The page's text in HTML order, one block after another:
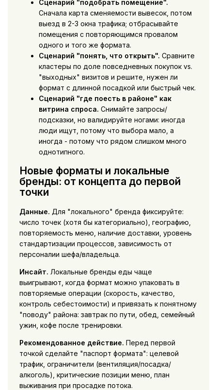
Сценарий "подобрать помещение".
Сначала карта сменяемости вывесок, потом
выезд в 2-3 окна трафика; отбрасывайте
помещения с повторяющимся провалом
одного и того же формата.
Сценарий "понять, что открыть". Сравните
кластеры по доле повседневных покупок vs.
"выходных" визитов и решите, нужен ли
формат с длинной посадкой или быстрый чек.
Сценарий "где поесть в районе" как
витрина спроса. Снимайте запросы/
подсказки, но валидируйте ногами: иногда
люди ищут, потому что выбора мало, а
иногда - потому что рядом слишком много
однотипного.
Новые форматы и локальные
бренды: от концепта до первой
точки
Данные. Для "локального" бренда фиксируйте:
число точек (хотя бы категориально), географию,
повторяемость меню, наличие доставки, уровень
стандартизации процессов, зависимость от
персоналии шефа/владельца.
Инсайт. Локальные бренды еды чаще
выигрывают, когда формат можно упаковать в
повторяемые операции (скорость, качество,
контроль себестоимости) и привязать к понятному
"поводу" района: завтрак по пути, обед, семейный
ужин, кофе после тренировки.
Рекомендованное действие. Перед первой
точкой сделайте "паспорт формата": целевой
трафик, ограничители (вентиляция/посадка/
алкоголь), критические позиции меню, план
выживания при просадке потока.